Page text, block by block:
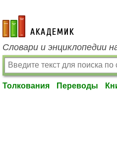
academic.ru
Словари и энциклопедии
Толкования Переводы